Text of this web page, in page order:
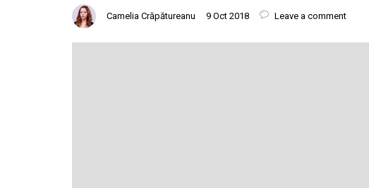
Camelia Crăpătureanu 9 Oct 2018 Leave a comment